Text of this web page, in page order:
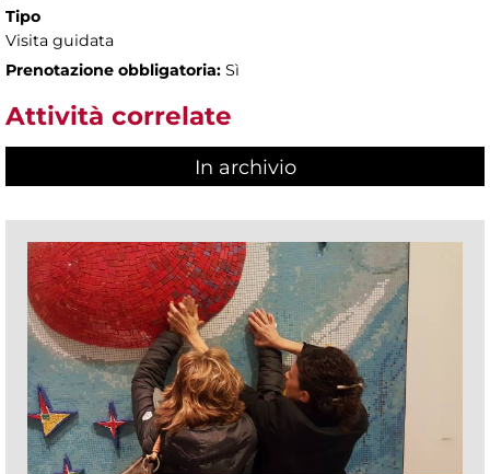
Tipo
Visita guidata
Prenotazione obbligatoria: Sì
Attività correlate
In archivio